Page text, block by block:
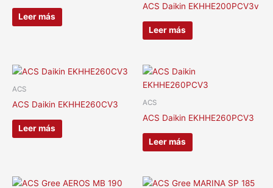
Leer más
ACS Daikin EKHHE200PCV3v
Leer más
ACS
ACS Daikin EKHHE260CV3
Leer más
ACS
ACS Daikin EKHHE260PCV3
Leer más